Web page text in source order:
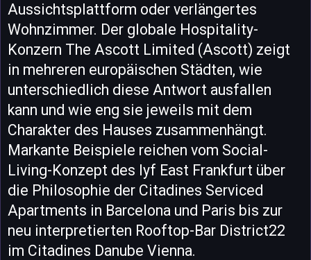
Aussichtsplattform oder verlängertes
Wohnzimmer. Der globale Hospitality-
Konzern The Ascott Limited (Ascott) zeigt
in mehreren europäischen Städten, wie
unterschiedlich diese Antwort ausfallen
kann und wie eng sie jeweils mit dem
Charakter des Hauses zusammenhängt.
Markante Beispiele reichen vom Social-
Living-Konzept des lyf East Frankfurt über
die Philosophie der Citadines Serviced
Apartments in Barcelona und Paris bis zur
neu interpretierten Rooftop-Bar District22
im Citadines Danube Vienna.